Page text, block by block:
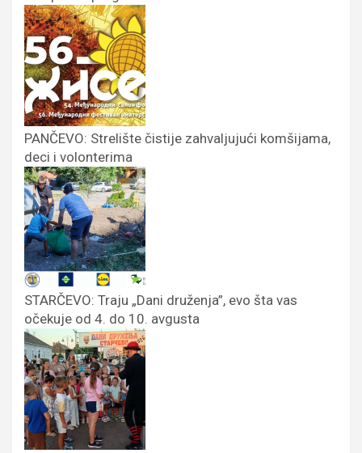
PANČEVO: Strelište čistije zahvaljujući komšijama,
deci i volonterima
STARČEVO: Traju „Dani druženja”, evo šta vas
očekuje od 4. do 10. avgusta